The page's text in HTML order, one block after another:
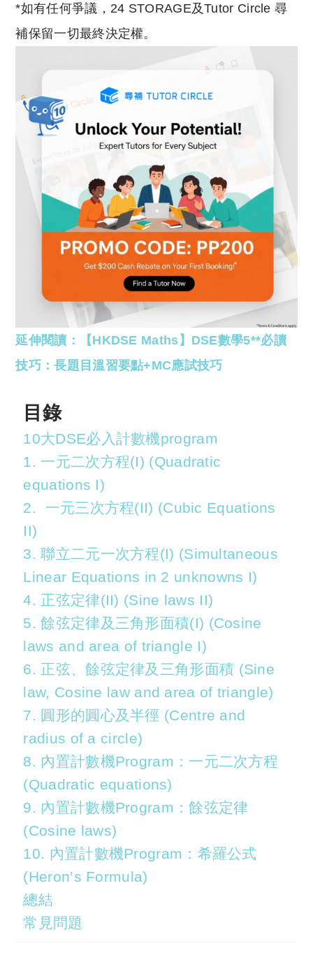
*如有任何爭議，24 STORAGE及Tutor Circle 尋
補保留一切最終決定權。
延伸閱讀：【HKDSE Maths】DSE數學5**必讀
技巧：長題目溫習要點+MC應試技巧
目錄
10大DSE必入計數機program
1. 一元二次方程(I) (Quadratic
equations I)
2. 一元三次方程(II) (Cubic Equations
II)
3. 聯立二元一次方程(I) (Simultaneous
Linear Equations in 2 unknowns I)
4. 正弦定律(II) (Sine laws II)
5. 餘弦定律及三角形面積(I) (Cosine
laws and area of triangle I)
6. 正弦、餘弦定律及三角形面積 (Sine
law, Cosine law and area of triangle)
7. 圓形的圓心及半徑 (Centre and
radius of a circle)
8. 內置計數機Program：一元二次方程
(Quadratic equations)
9. 內置計數機Program：餘弦定律
(Cosine laws)
10. 內置計數機Program：希羅公式
(Heron’s Formula)
總結
常見問題